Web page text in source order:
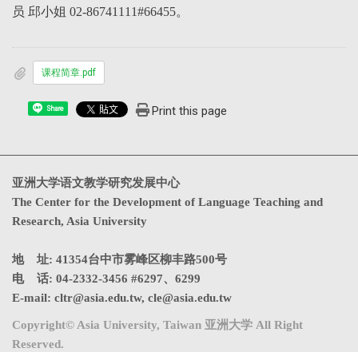
员 邱小姐 02-86741111#66455。
课程简章.pdf
Share Print this page
亚洲大学语文教学研究发展中心
The Center for the Development of Language Teaching and
Research, Asia University
地 址: 41354台中市雾峰区柳丰路500号
电 话: 04-2332-3456 #6297、6299
E-mail: cltr@asia.edu.tw, cle@asia.edu.tw
Copyright© Asia University, Taiwan 亚洲大学 All Right
Reserved.